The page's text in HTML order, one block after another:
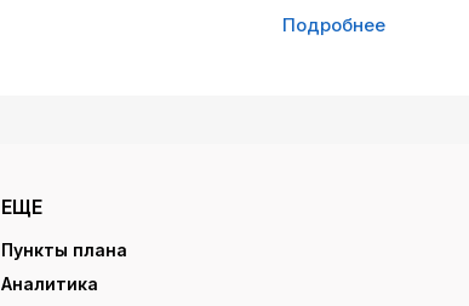
Подробнее
ЕЩЕ
Пункты плана
Аналитика